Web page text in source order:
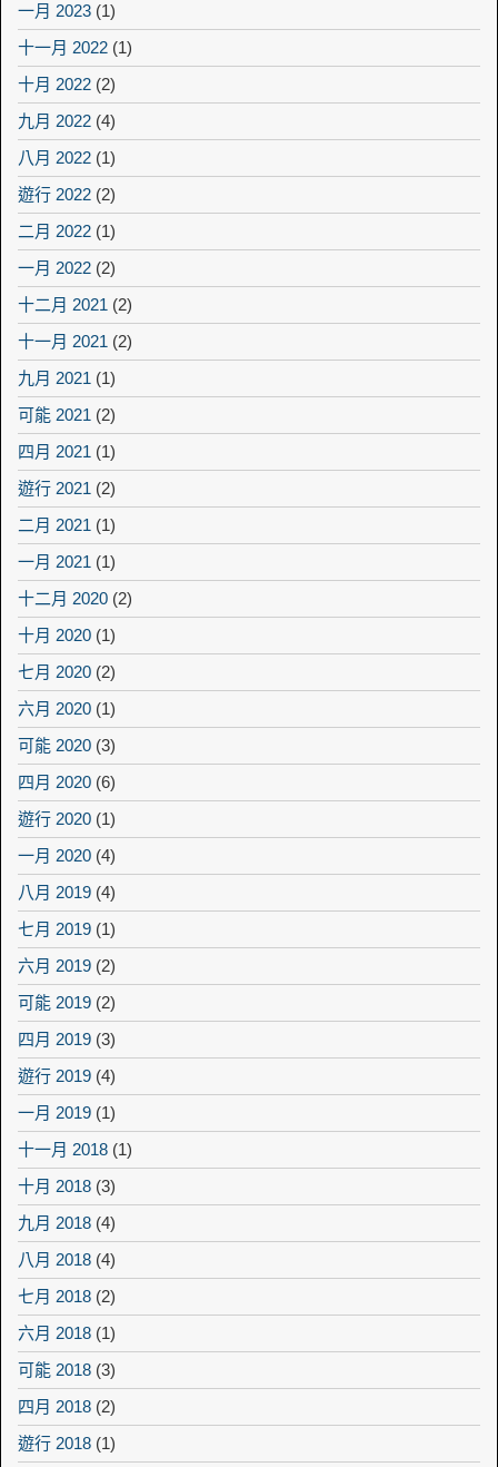
一月 2023 (1)
十一月 2022 (1)
十月 2022 (2)
九月 2022 (4)
八月 2022 (1)
遊行 2022 (2)
二月 2022 (1)
一月 2022 (2)
十二月 2021 (2)
十一月 2021 (2)
九月 2021 (1)
可能 2021 (2)
四月 2021 (1)
遊行 2021 (2)
二月 2021 (1)
一月 2021 (1)
十二月 2020 (2)
十月 2020 (1)
七月 2020 (2)
六月 2020 (1)
可能 2020 (3)
四月 2020 (6)
遊行 2020 (1)
一月 2020 (4)
八月 2019 (4)
七月 2019 (1)
六月 2019 (2)
可能 2019 (2)
四月 2019 (3)
遊行 2019 (4)
一月 2019 (1)
十一月 2018 (1)
十月 2018 (3)
九月 2018 (4)
八月 2018 (4)
七月 2018 (2)
六月 2018 (1)
可能 2018 (3)
四月 2018 (2)
遊行 2018 (1)